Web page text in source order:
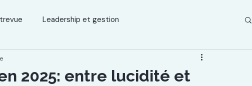
Leadership et gestion
rendez-vous déjantés
2025: entre lucidité et